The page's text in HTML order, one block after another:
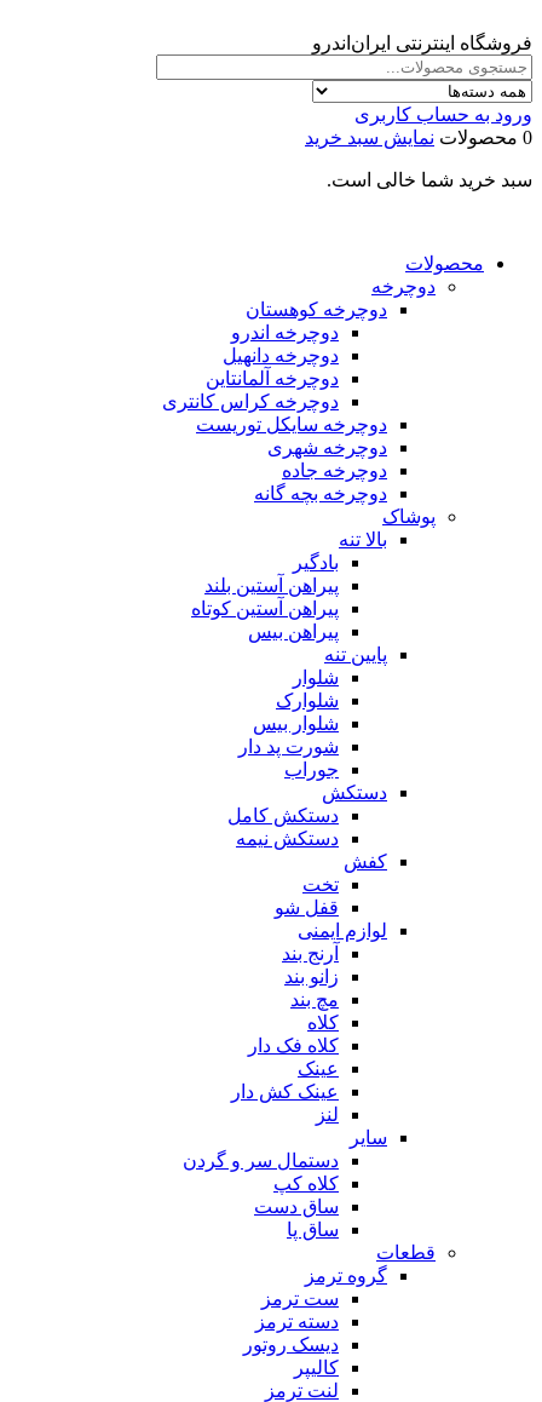
فروشگاه اینترنتی ایران‌اندرو
ورود به حساب کاربری
0 محصولات
نمایش سبد خرید
سبد خرید شما خالی است.
محصولات
دوچرخه
دوچرخه کوهستان
دوچرخه اندرو
دوچرخه دانهیل
دوچرخه آلمانتاین
دوچرخه کراس کانتری
دوچرخه سایکل توریست
دوچرخه شهری
دوچرخه جاده
دوچرخه بچه گانه
پوشاک
بالا تنه
بادگیر
پیراهن آستین بلند
پیراهن آستین کوتاه
پیراهن بیس
پایین تنه
شلوار
شلوارک
شلوار بیس
شورت پد دار
جوراب
دستکش
دستکش کامل
دستکش نیمه
کفش
تخت
قفل شو
لوازم ایمنی
آرنج بند
زانو بند
مچ بند
کلاه
کلاه فک دار
عینک
عینک کش دار
لنز
سایر
دستمال سر و گردن
کلاه کپ
ساق دست
ساق پا
قطعات
گروه ترمز
ست ترمز
دسته ترمز
دیسک روتور
کالیپر
لنت ترمز